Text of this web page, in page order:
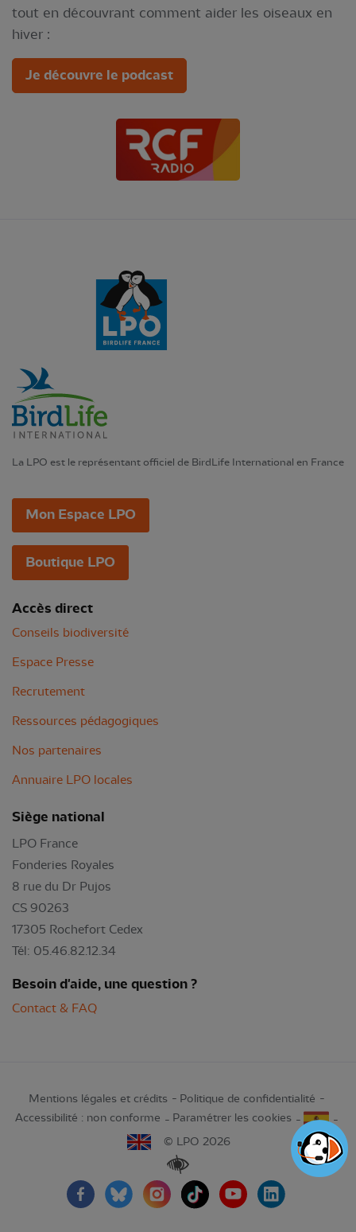
tout en découvrant comment aider les oiseaux en
hiver :
Je découvre le podcast
La LPO est le représentant officiel de BirdLife International en France
Mon Espace LPO
Boutique LPO
Accès direct
Conseils biodiversité
Espace Presse
Recrutement
Ressources pédagogiques
Nos partenaires
Annuaire LPO locales
Siège national
LPO France
Fonderies Royales
8 rue du Dr Pujos
CS 90263
17305 Rochefort Cedex
Tél: 05.46.82.12.34
Besoin d'aide, une question ?
Contact & FAQ
Mentions légales et crédits
Politique de confidentialité
Accessibilité : non conforme
Paramétrer les cookies
© LPO 2026
Renforcer les contrastes